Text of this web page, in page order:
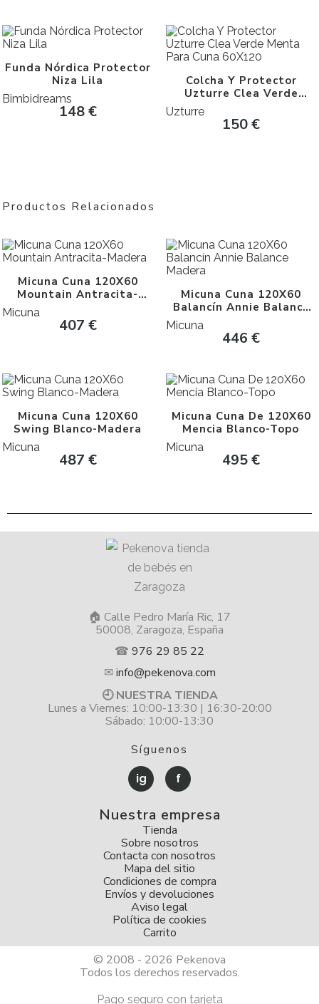
Funda Nórdica Protector
Niza Lila
Bimbidreams
148€
Colcha Y Protector
Uzturre Clea Verde
Menta Para Cuna 60X120
Uzturre
150€
Productos Relacionados
Micuna Cuna 120X60
Mountain Antracita-
Micuna
407 €
Micuna Cuna 120X60
Balancín Annie Balance
Micuna
446€
Micuna Cuna 120X60
Swing Blanco-Madera
Micuna
487 €
Micuna Cuna De 120X60
Mencia Blanco-Topo
Micuna
495€
🏠 Calle Pedro María Ric, 17
50008, Zaragoza, España
☎ 976 29 85 22
✉info@pekenova.com
🕘 NUESTRA TIENDA
Lunes a Viernes: 10:00-13:30 | 16:30-20:00
Sábado: 10:00-13:30
Síguenos
ig f
Nuestra empresa
Tienda
Sobre nosotros
Contacta con nosotros
Mapa del sitio
Condiciones de compra
Envíos y devoluciones
Aviso legal
Política de cookies
Carrito
© 2008 - 2026 Pekenova
Todos los derechos reservados.
Pago seguro con tarjeta